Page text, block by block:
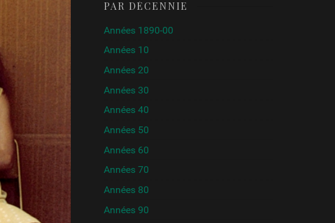
PAR DÉCENNIE
Années 1890-00
Années 10
Années 20
Années 30
Années 40
Années 50
Années 60
Années 70
Années 80
Années 90